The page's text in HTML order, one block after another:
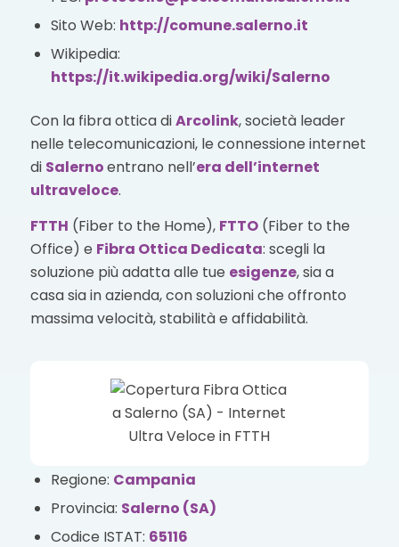
Sito Web: http://comune.salerno.it
Wikipedia:
https://it.wikipedia.org/wiki/Salerno
Con la fibra ottica diArcolink, società leader
nelle telecomunicazioni, le connessione internet
di Salernoentrano nell’era dell’internet
ultraveloce.
FTTH (Fiber to the Home), FTTO(Fiber to the
Office) e Fibra Ottica Dedicata: scegli la
soluzione più adatta alle tue esigenze, sia a
casa sia in azienda, con soluzioni che offronto
massima velocità, stabilità e affidabilità.
Regione: Campania
Provincia: Salerno (SA)
Codice ISTAT: 65116